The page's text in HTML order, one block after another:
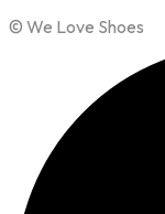
© We Love Shoes